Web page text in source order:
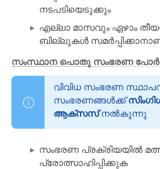
നടപടിയെടുക്കും
എല്ലാ മാസവും ഏഴാം
ബില്ലുകൾ
സംസ്ഥാന പൊതു സംഭരണ
വിവിധ സംഭരണ
സംഭരണങ്ങൾക്ക്
ആക്സസ്നൽകുന്നു
സംഭരണ പ്രക്രിയയിൽ
പ്രോത്സാഹിപ്പിക്കുക